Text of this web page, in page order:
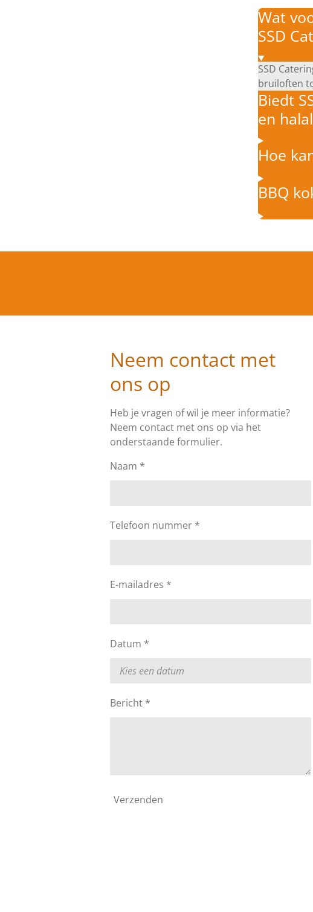
Wat
SSD
SSD
bruiloften
Biedt
en
Hoe
BBQ
Neem contact met
ons op
Heb je vragen of wil je meer informatie?
Neem contact met ons op via het
onderstaande formulier.
Naam *
Telefoon nummer *
E-mailadres *
Datum *
Bericht *
Verzenden